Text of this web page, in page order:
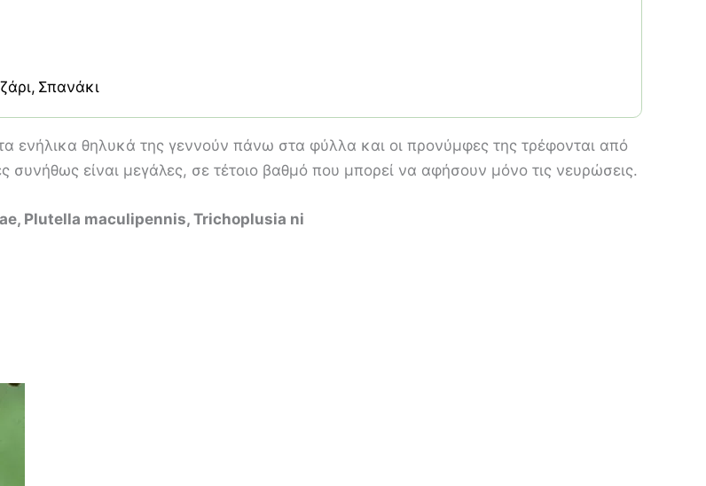
Σπανάκι
ενήλικα θηλυκά της γεννούν πάνω στα φύλλα και οι προνύμφες της τρέφονται από
είναι μεγάλες, σε τέτοιο βαθμό που μπορεί να αφήσουν μόνο τις νευρώσεις.
Plutella maculipennis, Trichoplusia ni